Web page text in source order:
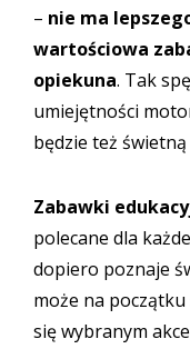
– nie ma
wartościowa
opiekuna. Tak
umiejętności
będzie też
Zabawki
polecane dla
dopiero poznaje
może na
się wybranym